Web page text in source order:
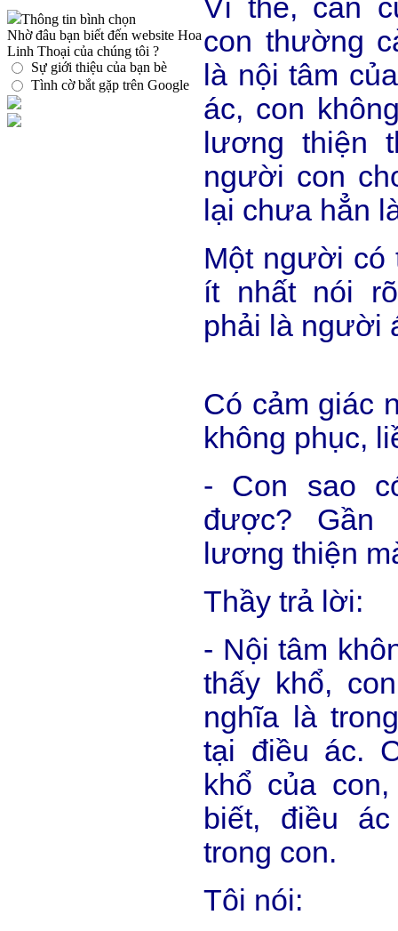
Thông tin bình chọn
Nhờ đâu bạn biết đến website Hoa
Linh Thoại của chúng tôi ?
Sự giới thiệu của bạn bè
Tình cờ bắt gặp trên Google
Vì thế, căn
con thường
là nội tâm
ác, con
lương thiện
người con
lại chưa hẳn
Một người có
ít nhất nói
phải là người
Có cảm giác
không phục,
- Con sao
được? Gần
lương thiện
Thầy trả lời:
- Nội tâm
thấy khổ,
nghĩa là
tại điều ác.
khổ của
biết, điều
trong con.
Tôi nói: